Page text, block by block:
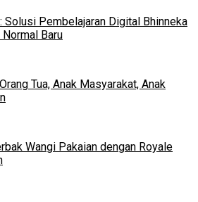
Solusi Pembelajaran Digital Bhinneka
Normal Baru
Tua, Anak Masyarakat, Anak
Wangi Pakaian dengan Royale